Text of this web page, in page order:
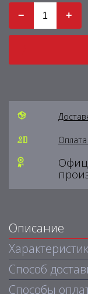
− +
Описание
Способ
Способы